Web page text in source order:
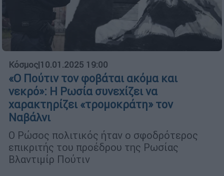
Κόσμος|10.01.2025 19:00
«Ο Πούτιν τον φοβάται ακόμα και
νεκρό»: Η Ρωσία συνεχίζει να
χαρακτηρίζει «τρομοκράτη» τον
Ναβάλνι
Ο Ρώσος πολιτικός ήταν ο σφοδρότερος
επικριτής του προέδρου της Ρωσίας
Βλαντιμίρ Πούτιν